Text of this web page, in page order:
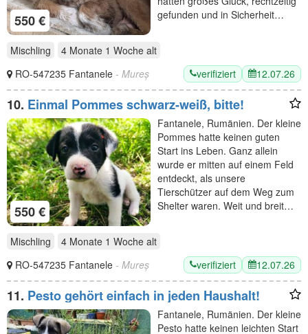
550 €
gefunden und in Sicherheit…
Mischling 4 Monate 1 Woche alt
RO-547235 Fantanele - Mureș verifiziert 12.07.26
10. Einmal Pommes schwarz-weiß, bitte!
550 €
Fantanele, Rumänien. Der kleine
Pommes hatte keinen guten
Start ins Leben. Ganz allein
wurde er mitten auf einem Feld
entdeckt, als unsere
Tierschützer auf dem Weg zum
Shelter waren. Weit und breit…
Mischling 4 Monate 1 Woche alt
RO-547235 Fantanele - Mureș verifiziert 12.07.26
11. Pesto gehört einfach in jeden Haushalt!
Fantanele, Rumänien. Der kleine
Pesto hatte keinen leichten Start